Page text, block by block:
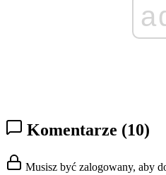
Komentarze (10)
Musisz być zalogowany, aby